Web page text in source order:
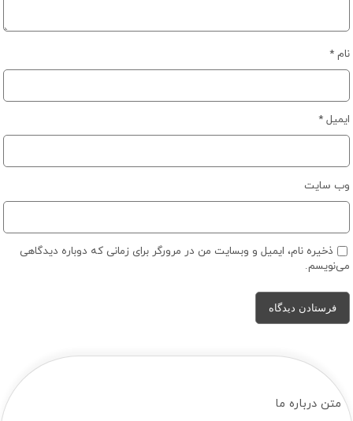
نام*
ایمیل*
وب‌ سایت
ذخیره نام، ایمیل و وبسایت من در مرورگر برای زمانی که دوباره دیدگاهی
می‌نویسم.
متن درباره ما